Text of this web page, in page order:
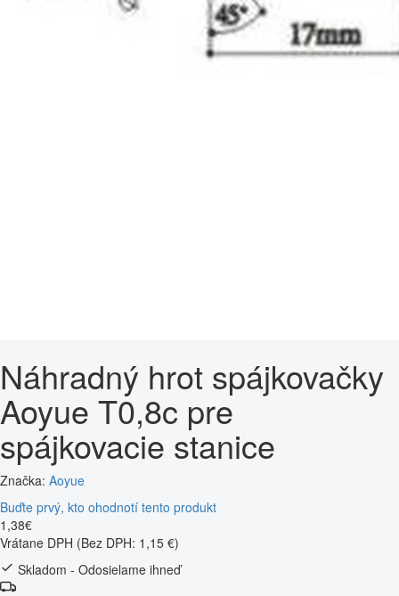
Náhradný hrot spájkovačky
Aoyue T0,8c pre
spájkovacie stanice
Značka: Aoyue
Buďte prvý, kto ohodnotí tento produkt
1 ,38€
Vrátane DPH (Bez DPH: 1,15 €)
Skladom - Odosielame ihneď